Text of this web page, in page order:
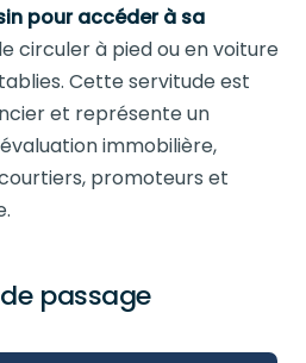
pour accéder à sa
circuler à pied ou en voiture
Cette servitude est
et représente un
immobilière,
promoteurs et
passage